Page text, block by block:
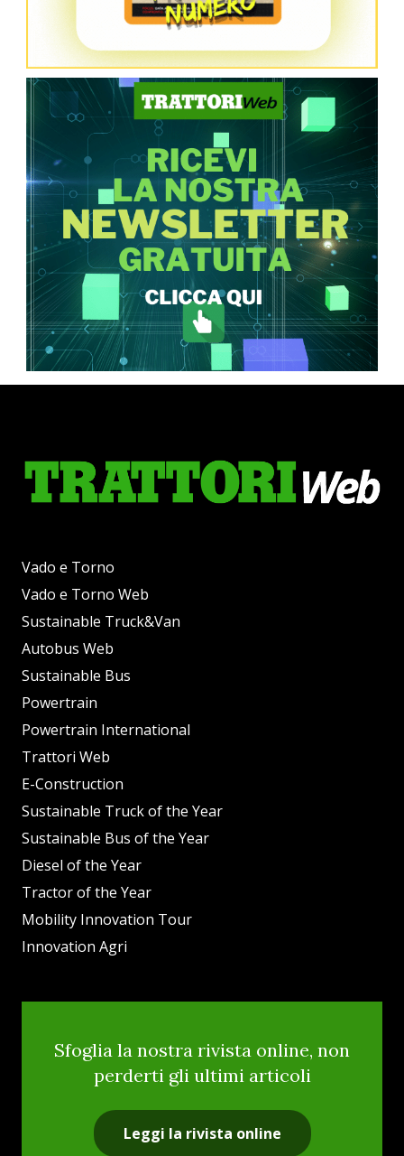
Vado e Torno
Vado e Torno Web
Sustainable Truck&Van
Autobus Web
Sustainable Bus
Powertrain
Powertrain International
Trattori Web
E-Construction
Sustainable Truck of the Year
Sustainable Bus of the Year
Diesel of the Year
Tractor of the Year
Mobility Innovation Tour
Innovation Agri
Sfoglia la nostra rivista online, non
perderti gli ultimi articoli
Leggi la rivista online